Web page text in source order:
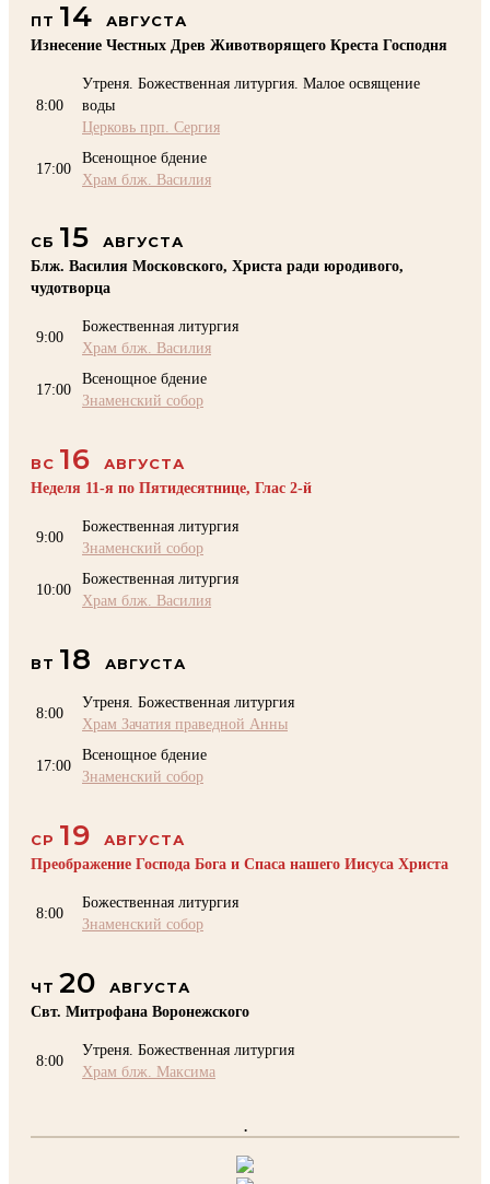
ПТ 14
АВГУСТА
Изнесение Честных Древ Животворящего Креста Господня
8:00
Утреня. Божественная литургия. Малое освящение
воды
Церковь прп. Сергия
17:00
Всенощное бдение
Храм блж. Василия
СБ 15
АВГУСТА
Блж. Василия Московского, Христа ради юродивого,
чудотворца
9:00
Божественная литургия
Храм блж. Василия
17:00
Всенощное бдение
Знаменский собор
ВС 16
АВГУСТА
Неделя 11-я по Пятидесятнице, Глас 2-й
9:00
Божественная литургия
Знаменский собор
10:00
Божественная литургия
Храм блж. Василия
ВТ 18 АВГУСТА
8:00
Утреня. Божественная литургия
Храм Зачатия праведной Анны
17:00
Всенощное бдение
Знаменский собор
СР 19
АВГУСТА
Преображение Господа Бога и Спаса нашего Иисуса Христа
8:00
Божественная литургия
Знаменский собор
ЧТ 20
АВГУСТА
Свт. Митрофана Воронежского
8:00
Утреня. Божественная литургия
Храм блж. Максима
.